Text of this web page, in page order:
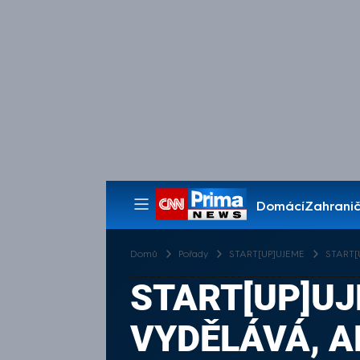
Domácí
Pořady
Domů Pořady START[UP]UJEME
VYDĚLÁVÁ,